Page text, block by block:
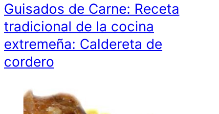
Guisados de Carne: Receta
tradicional de la cocina
extremeña: Caldereta de
cordero